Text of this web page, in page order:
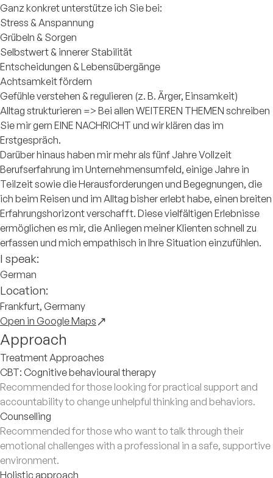
Ganz konkret unterstütze ich Sie bei:
Stress & Anspannung
Grübeln & Sorgen
Selbstwert & innerer Stabilität
Entscheidungen & Lebensübergänge
Achtsamkeit fördern
Gefühle verstehen & regulieren (z. B. Ärger, Einsamkeit)
Alltag strukturieren => Bei allen WEITEREN THEMEN schreiben
Sie mir gern EINE NACHRICHT und wir klären das im
Erstgespräch.
Darüber hinaus haben mir mehr als fünf Jahre Vollzeit
Berufserfahrung im Unternehmensumfeld, einige Jahre in
Teilzeit sowie die Herausforderungen und Begegnungen, die
ich beim Reisen und im Alltag bisher erlebt habe, einen breiten
Erfahrungshorizont verschafft. Diese vielfältigen Erlebnisse
ermöglichen es mir, die Anliegen meiner Klienten schnell zu
erfassen und mich empathisch in Ihre Situation einzufühlen.
I speak:
German
Location:
Frankfurt, Germany
Open in Google Maps
Approach
Treatment Approaches
CBT: Cognitive behavioural therapy
Recommended for those looking for practical support and
accountability to change unhelpful thinking and behaviors.
Counselling
Recommended for those who want to talk through their
emotional challenges with a professional in a safe, supportive
environment.
Holistic approach